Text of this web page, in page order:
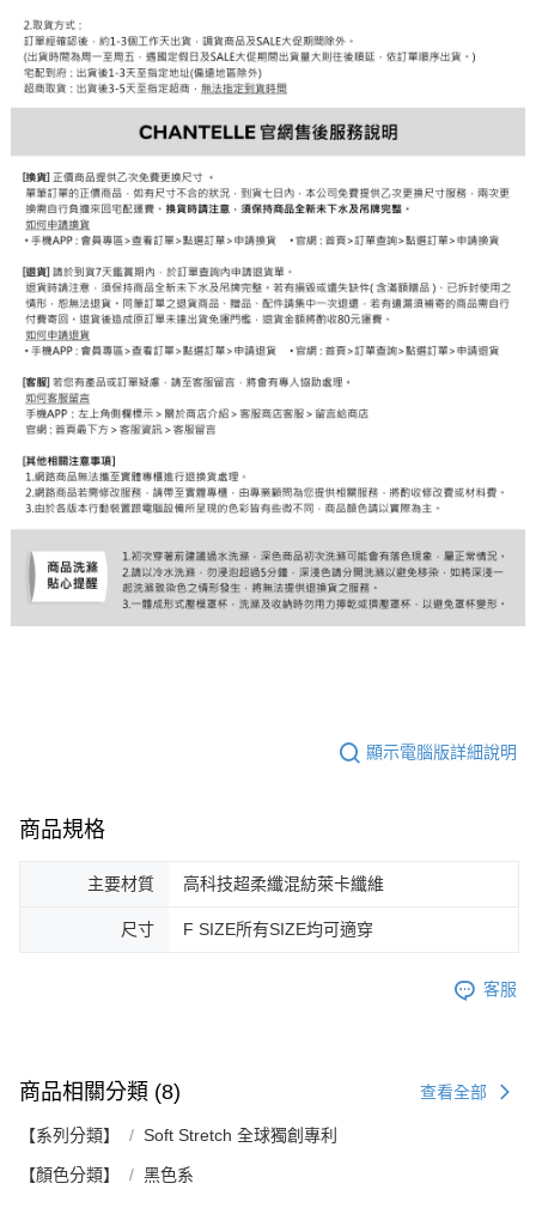
顯示電腦版詳細說明
商品規格
主要材質 高科技超柔纖混紡萊卡纖維
尺寸 F SIZE所有SIZE均可適穿
客服
商品相關分類 (8) 查看全部
【系列分類】 Soft Stretch 全球獨創專利
【顏色分類】 黑色系